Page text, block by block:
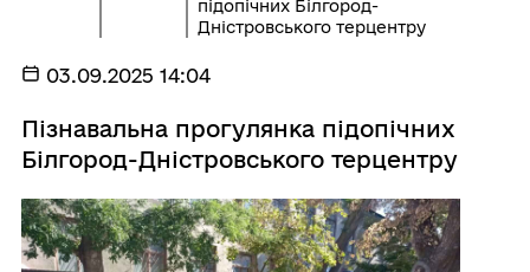
підопічних Білгород-
Дністровського терцентру
03.09.2025 14:04
Пізнавальна прогулянка підопічних
Білгород-Дністровського терцентру